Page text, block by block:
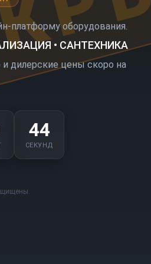
платформу оборудования.
• САНТЕХНИКА
дилерские цены скоро на
44
СЕКУНД